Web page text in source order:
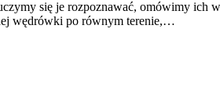
się je rozpoznawać, omówimy ich
wędrówki po równym terenie,…